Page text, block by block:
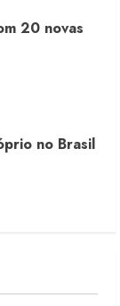
20 novas
no Brasil